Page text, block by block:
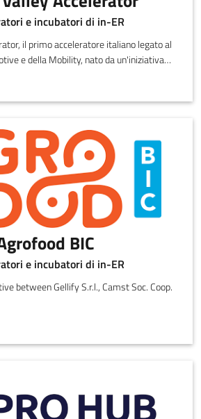
e incubatori di in-ER
il primo acceleratore italiano legato al
e della Mobility, nato da un'iniziativa
BIC
e incubatori di in-ER
between Gellify S.r.l., Camst Soc. Coop.